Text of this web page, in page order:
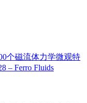
个磁流体力学微观特
– Ferro Fluids